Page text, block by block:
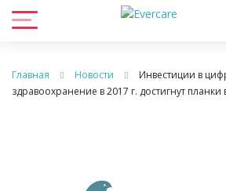
Главная Новости
Инвестиции в
здравоохранение в 2017 г. достигнут планки